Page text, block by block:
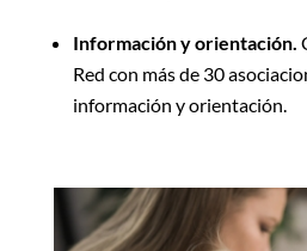
Información y orientación.
Red con más de 30
información y orientación.